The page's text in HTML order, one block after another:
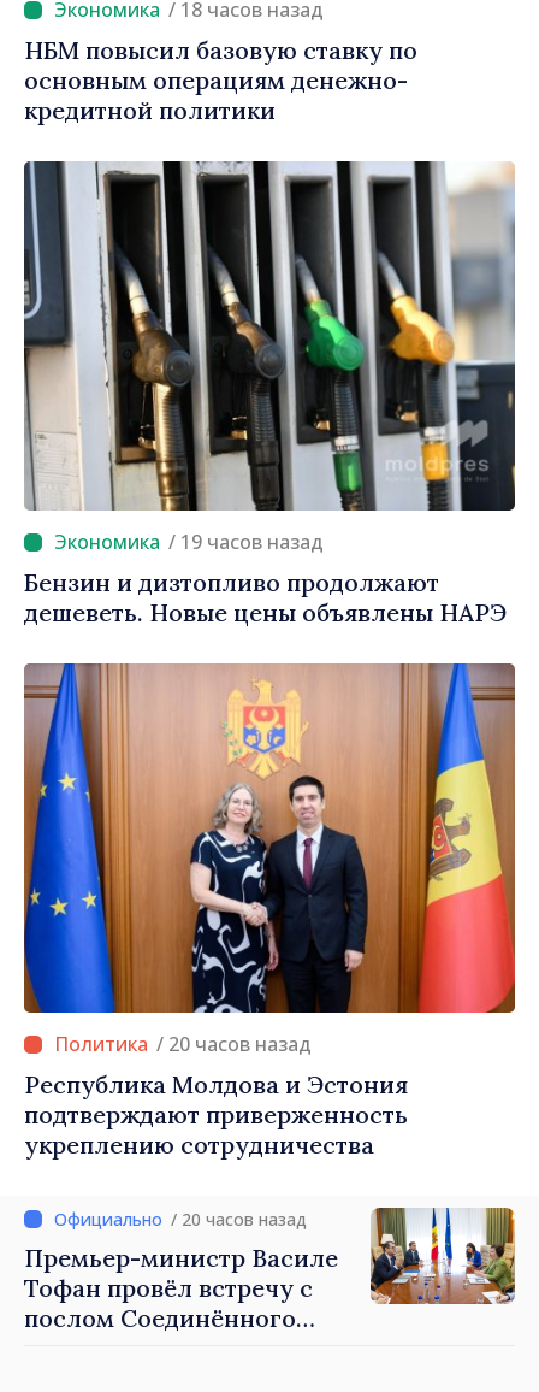
/ 18 часов назад
НБМ повысил базовую ставку по
основным операциям денежно-
кредитной политики
/ 19 часов назад
Бензин и дизтопливо продолжают
дешеветь. Новые цены объявлены НАРЭ
/ 20 часов назад
Республика Молдова и Эстония
подтверждают приверженность
укреплению сотрудничества
/ 20 часов назад
Премьер-министр Василе
Тофан провёл встречу с
послом Соединённого